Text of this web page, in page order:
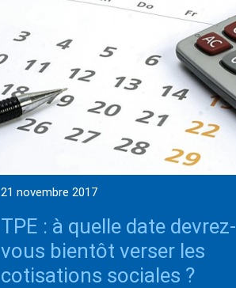
21 novembre 2017
TPE : à quelle date devrez-
vous bientôt verser les
cotisations sociales ?